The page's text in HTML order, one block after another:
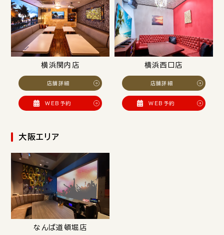
横浜関内店
店舗詳細
WEB予約
横浜西口店
店舗詳細
WEB予約
大阪エリア
なんば道頓堀店